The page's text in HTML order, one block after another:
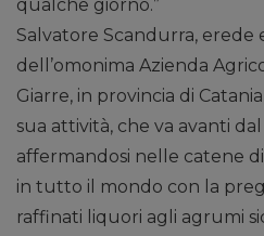
qualche giorno.”
Salvatore Scandurra, erede
dell’omonima Azienda
Giarre, in provincia di
sua attività, che va avanti
affermandosi nelle catene
in tutto il mondo con la
raffinati liquori agli agrumi